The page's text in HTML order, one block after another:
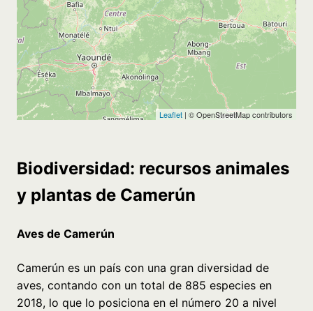
Biodiversidad: recursos animales
y plantas de Camerún
Aves de Camerún
Camerún es un país con una gran diversidad de
aves, contando con un total de 885 especies en
2018, lo que lo posiciona en el número 20 a nivel